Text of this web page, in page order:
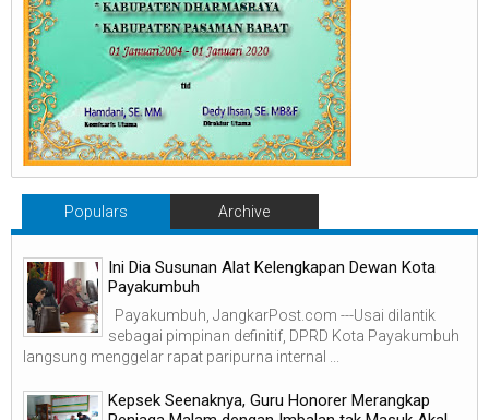
Populars Archive
Ini Dia Susunan Alat Kelengkapan Dewan Kota
Payakumbuh
Payakumbuh, JangkarPost.com ---Usai dilantik
sebagai pimpinan definitif, DPRD Kota Payakumbuh
langsung menggelar rapat paripurna internal ...
Kepsek Seenaknya, Guru Honorer Merangkap